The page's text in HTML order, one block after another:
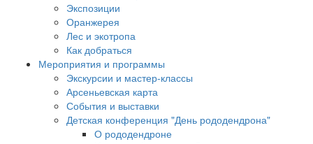
Экспозиции
Оранжерея
Лес и экотропа
Как добраться
Мероприятия и программы
Экскурсии и мастер-классы
Арсеньевская карта
События и выставки
Детская конференция "День рододендрона"
О рододендроне